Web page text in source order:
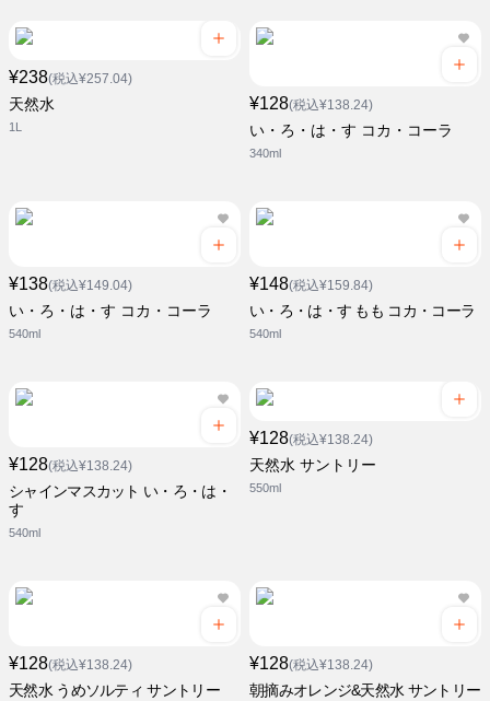
¥238(税込¥257.04)
天然水
1L
¥128(税込¥138.24)
い・ろ・は・す コカ・コーラ
340ml
¥138(税込¥149.04)
い・ろ・は・す コカ・コーラ
540ml
¥148(税込¥159.84)
い・ろ・は・す もも コカ・コーラ
540ml
¥128(税込¥138.24)
シャインマスカット い・ろ・は・
す
540ml
¥128(税込¥138.24)
天然水 サントリー
550ml
¥128(税込¥138.24)
天然水 うめソルティ サントリー
¥128(税込¥138.24)
朝摘みオレンジ&天然水 サントリー